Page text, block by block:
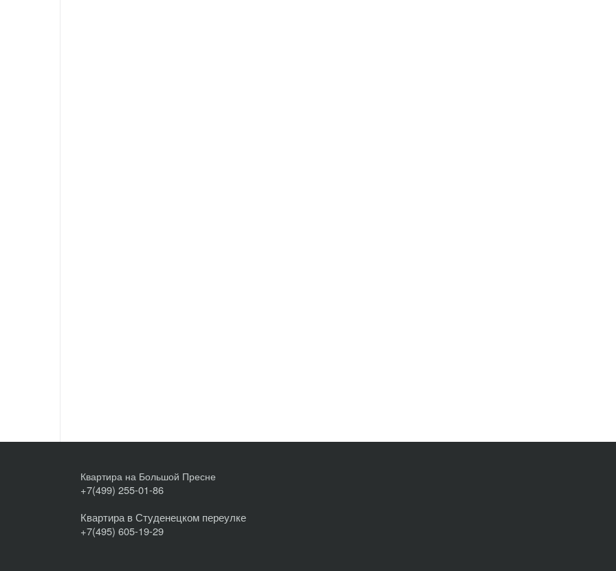
Квартира на Большой Пресне
+7(499) 255-01-86
Квартира в Студенецком переулке
+7(495) 605-19-29